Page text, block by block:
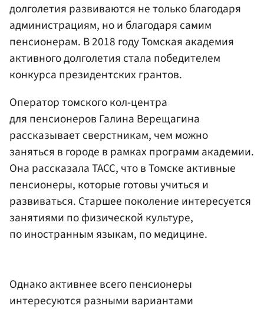
долголетия развиваются не только благодаря
администрациям, но и благодаря самим
пенсионерам. В 2018 году Томская академия
активного долголетия стала победителем
конкурса президентских грантов.
Оператор томского кол-центра
для пенсионеров Галина Верещагина
рассказывает сверстникам, чем можно
заняться в городе в рамках программ академии.
Она рассказала ТАСС, что в Томске активные
пенсионеры, которые готовы учиться и
развиваться. Старшее поколение интересуется
занятиями по физической культуре,
по иностранным языкам, по медицине.
Однако активнее всего пенсионеры
интересуются разными вариантами